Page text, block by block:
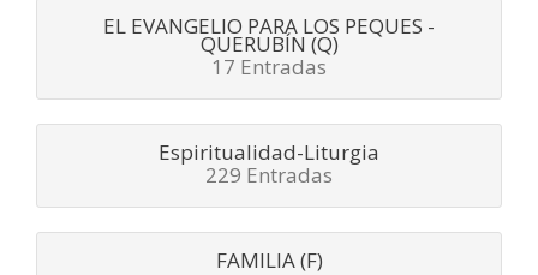
EL EVANGELIO PARA LOS PEQUES -
QUERUBÍN (Q)
17 Entradas
Espiritualidad-Liturgia
229 Entradas
FAMILIA (F)